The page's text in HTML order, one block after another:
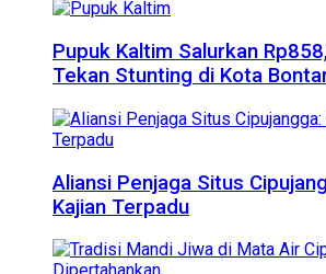
Pupuk Kaltim Salurkan
Tekan Stunting di Kota
Aliansi Penjaga Situs
Kajian Terpadu